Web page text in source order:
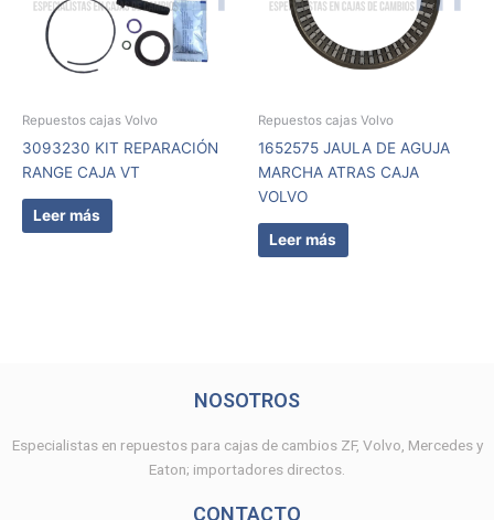
Repuestos cajas Volvo
3093230 KIT REPARACIÓN
RANGE CAJA VT
Leer más
Repuestos cajas Volvo
1652575 JAULA DE AGUJA
MARCHA ATRAS CAJA
VOLVO
Leer más
NOSOTROS
Especialistas en repuestos para cajas de cambios ZF, Volvo, Mercedes y
Eaton; importadores directos.
CONTACTO